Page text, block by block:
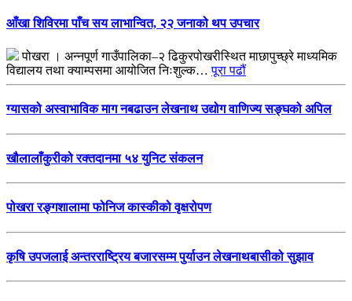
आँखा शिविरमा पाँच सय लाभान्वित, २२ जनाको थप उपचार
पोखरा । अन्नपूर्ण गाउँपालिका–२ ढिकुरपोखरीस्थित माछापुच्छ्रे माध्यमिक
विद्यालय तथा क्याम्पसमा आयोजित निःशुल्क…पूरा पढौं
ग्यासको अस्वाभाविक माग नबढाउन लेखनाथ उद्योग वाणिज्य सङ्घको अपिल
खौलालाँकुरीको रक्तदानमा ५४ युनिट संकलन
पोखरा रङ्गशालामा फोनिज कास्कीको वृक्षरोपण
कृषि उपजलाई अन्तरराष्ट्रिय बजारसम्म पुर्याउन लेखनाथबासीको सुझाव